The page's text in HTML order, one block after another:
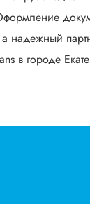
надежный
в городе